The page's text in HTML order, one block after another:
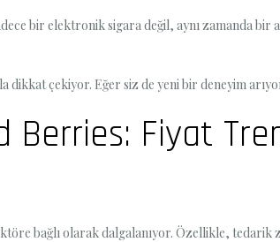
bir elektronik sigara değil, aynı zamanda bir
çekiyor. Eğer siz de yeni bir deneyim
Fiyat
bağlı olarak dalgalanıyor. Özellikle,